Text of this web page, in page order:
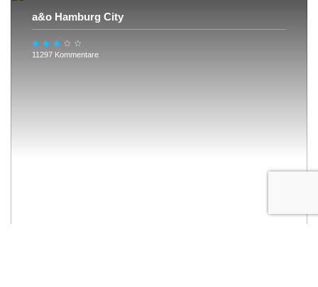
a&o Hamburg City
11297 Kommentare